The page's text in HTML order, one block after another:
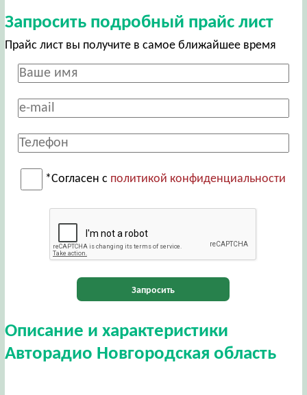
Запросить подробный прайс лист
Прайс лист вы получите в самое ближайшее время
*Согласен с политикой конфиденциальности
Запросить
Описание и характеристики
Авторадио Новгородская область